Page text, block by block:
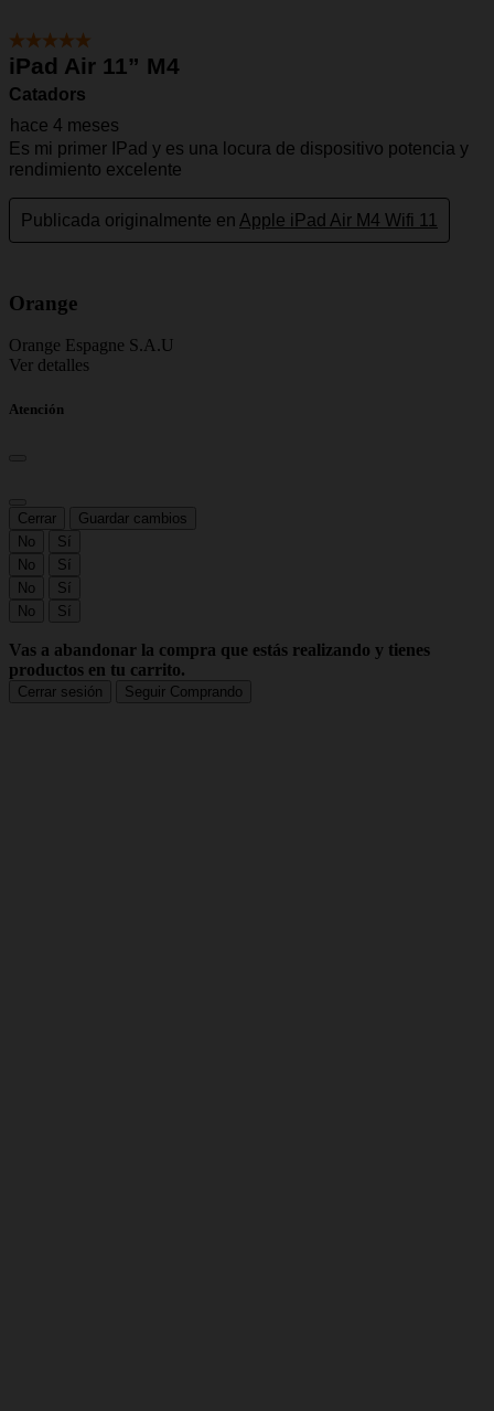
Orange
Orange Espagne S.A.U
Ver detalles
Atención
Cerrar
Guardar cambios
No
Sí
No
Sí
No
Sí
No
Sí
Vas a abandonar la compra que estás realizando y tienes
productos en tu carrito.
Cerrar sesión Seguir Comprando